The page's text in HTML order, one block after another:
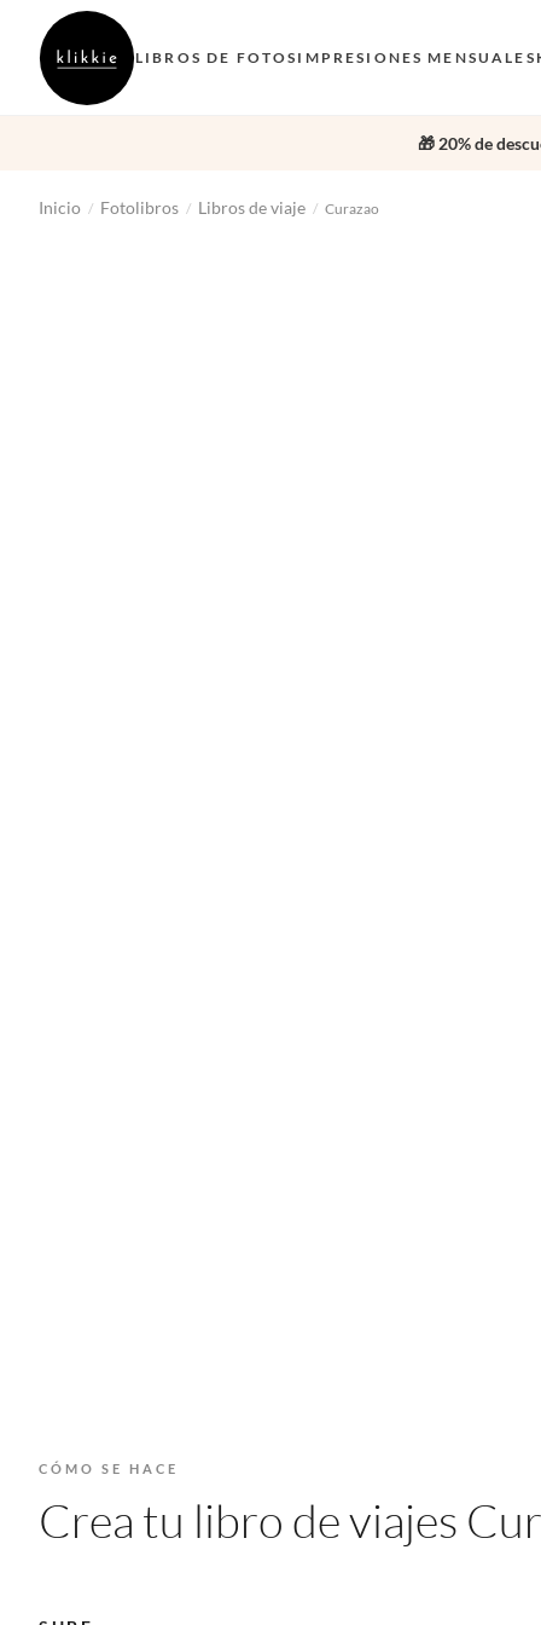
LIBROS DE FOTOS IMPRESIONES MENSUALES
🎁 20% de
Inicio / Fotolibros / Libros de viaje / Curazao
CÓMO SE HACE
Crea tu libro de viajes